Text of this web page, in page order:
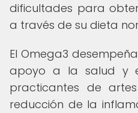
dificultades para
a través de su dieta
El Omega3
apoyo a la salud y
practicantes de
reducción de la